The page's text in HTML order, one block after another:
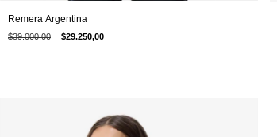
Remera Argentina
$39.000,00 $29.250,00